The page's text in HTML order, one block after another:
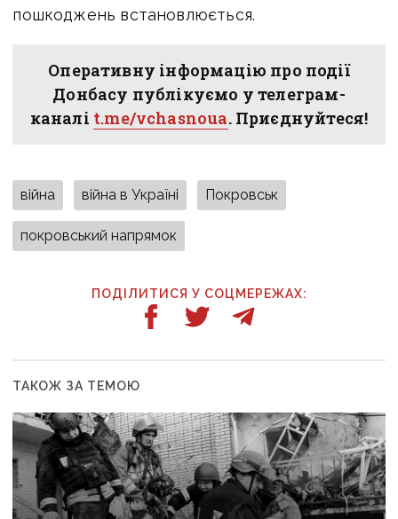
пошкоджень встановлюється.
Оперативну інформацію про події
Донбасу публікуємо у телеграм-
каналі t.me/vchasnoua. Приєднуйтеся!
війна війна в Україні Покровськ
покровський напрямок
ПОДІЛИТИСЯ У СОЦМЕРЕЖАХ:
ТАКОЖ ЗА ТЕМОЮ